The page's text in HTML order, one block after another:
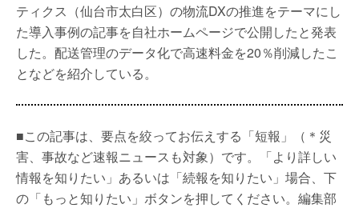
ティクス（仙台市太白区）の物流DXの推進をテーマにし
た導入事例の記事を自社ホームページで公開したと発表
した。配送管理のデータ化で高速料金を20％削減したこ
となどを紹介している。
■この記事は、要点を絞ってお伝えする「短報」（＊災
害、事故など速報ニュースも対象）です。「より詳しい
情報を知りたい」あるいは「続報を知りたい」場合、下
の「もっと知りたい」ボタンを押してください。編集部